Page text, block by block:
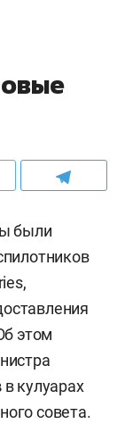
были
этом
в кулуарах
совета.